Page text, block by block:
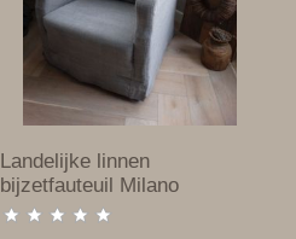
Landelijke linnen
bijzetfauteuil Milano